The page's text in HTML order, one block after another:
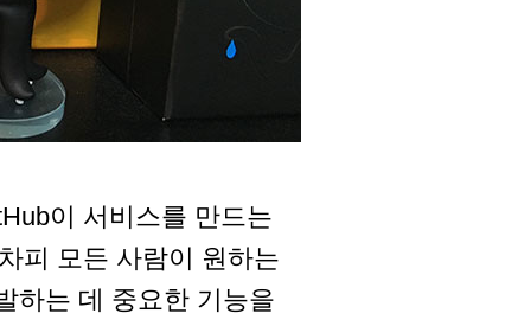
이 서비스를 만드는
피 모든 사람이 원하는
하는 데 중요한 기능을